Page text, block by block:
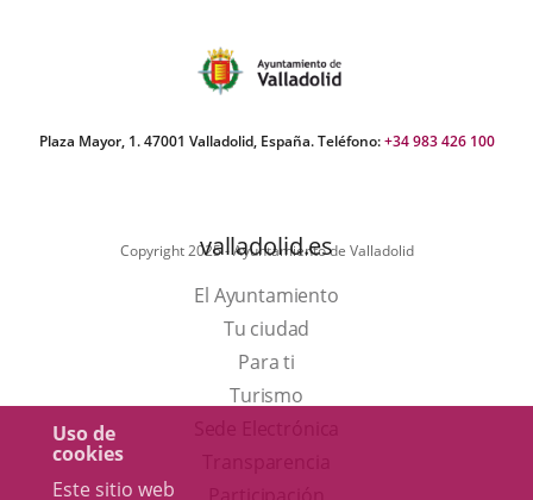
Uso de
cookies
Este sitio web
Plaza Mayor, 1. 47001 Valladolid, España. Teléfono:+34 983 426 100
Copyright 2025 - Ayuntamiento de Valladolid
valladolid.es
El Ayuntamiento
Tu ciudad
Para ti
TurismoEste